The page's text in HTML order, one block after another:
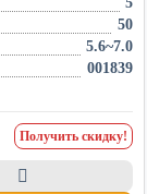
50
5.6~7.0
001839
Получить скидку!